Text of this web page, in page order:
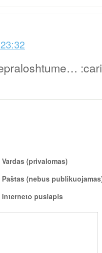
Vardas (privalomas)
Paštas (nebus
Interneto puslapis